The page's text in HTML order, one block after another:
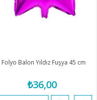
Folyo Balon Yıldız Fuşya 45 cm
₺36,00